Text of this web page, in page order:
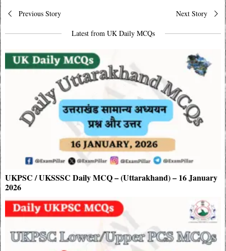
Post
navigation
Previous Story Next Story
Latest from UK Daily MCQs
UKPSC / UKSSSC Daily MCQ – (Uttarakhand) – 16 January
2026